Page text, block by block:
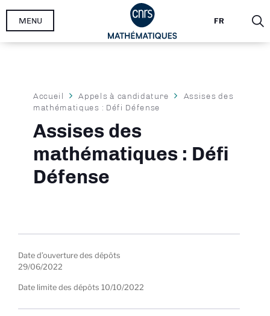
Aller
FR
MENU
Fil
d'Ariane
Accueil Appels à candidature
Assises des
mathématiques : Défi Défense
Assises des
mathématiques : Défi
Défense
Date d’ouverture des dépôts
29/06/2022
Date limite des dépôts 10/10/2022